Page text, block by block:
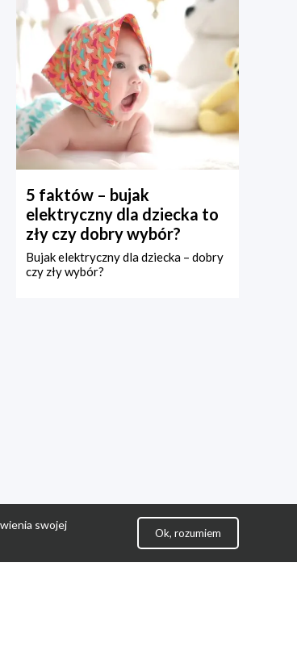
5 faktów – bujak
elektryczny dla dziecka to
zły czy dobry wybór?
Bujak elektryczny dla dziecka – dobry
czy zły wybór?
swojej
Ok, rozumiem